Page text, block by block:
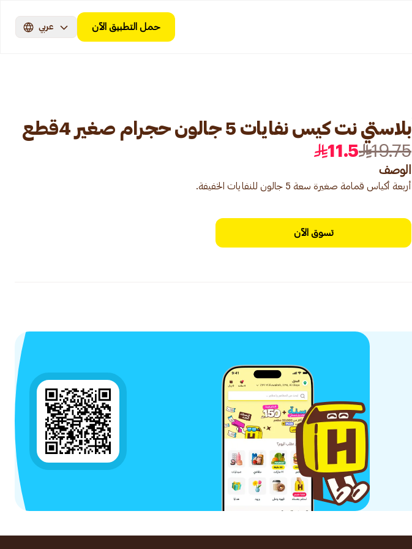
حمل التطبيق الآن عربي
بلاستي نت كيس نفايات 5 جالون حجرام صغير 4قطع
19.75
11.5
الوصف
أربعة أكياس قمامة صغيرة سعة 5 جالون للنفايات الخفيفة.
تسوق الآن